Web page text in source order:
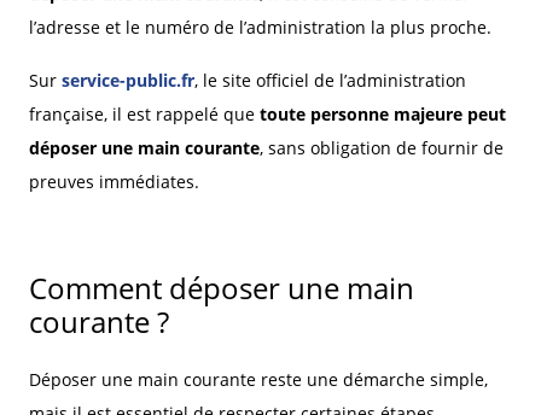
l’adresse et le numéro de l’administration la plus proche.
Sur service-public.fr, le site officiel de l’administration
française, il est rappelé que toute personne majeure peut
déposer une main courante, sans obligation de fournir de
preuves immédiates.
Comment déposer une main
courante ?
Déposer une main courante reste une démarche simple,